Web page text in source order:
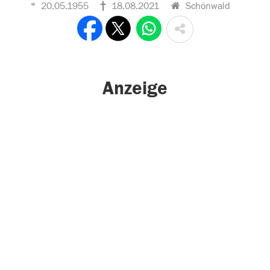
20.05.1955 18.08.2021 Schönwald
Anzeige